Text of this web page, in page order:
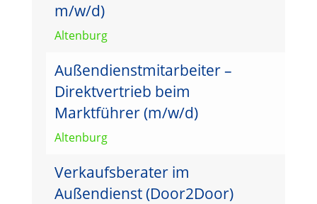
m/w/d)
Altenburg
Außendienstmitarbeiter –
Direktvertrieb beim
Marktführer (m/w/d)
Altenburg
Verkaufsberater im
Außendienst (Door2Door)